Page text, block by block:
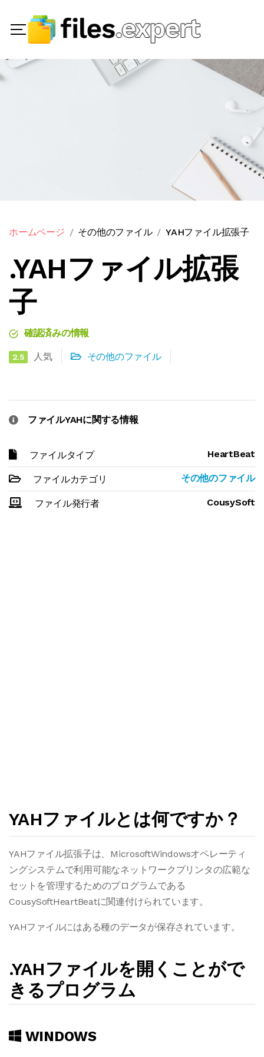
ホームページ その他のファイル YAHファイル拡張子
.YAHファイル拡張
子
確認済みの情報
2.5 人気 その他のファイル
ファイルYAHに関する情報
ファイルタイプ HeartBeat
ファイルカテゴリ その他のファイル
ファイル発行者 CousySoft
YAHファイルとは何ですか？
YAHファイル拡張子は、MicrosoftWindowsオペレーティ
ングシステムで利用可能なネットワークプリンタの広範な
セットを管理するためのプログラムである
CousySoftHeartBeatに関連付けられています。
YAHファイルにはある種のデータが保存されています。
.YAHファイルを開くことがで
きるプログラム
WINDOWS